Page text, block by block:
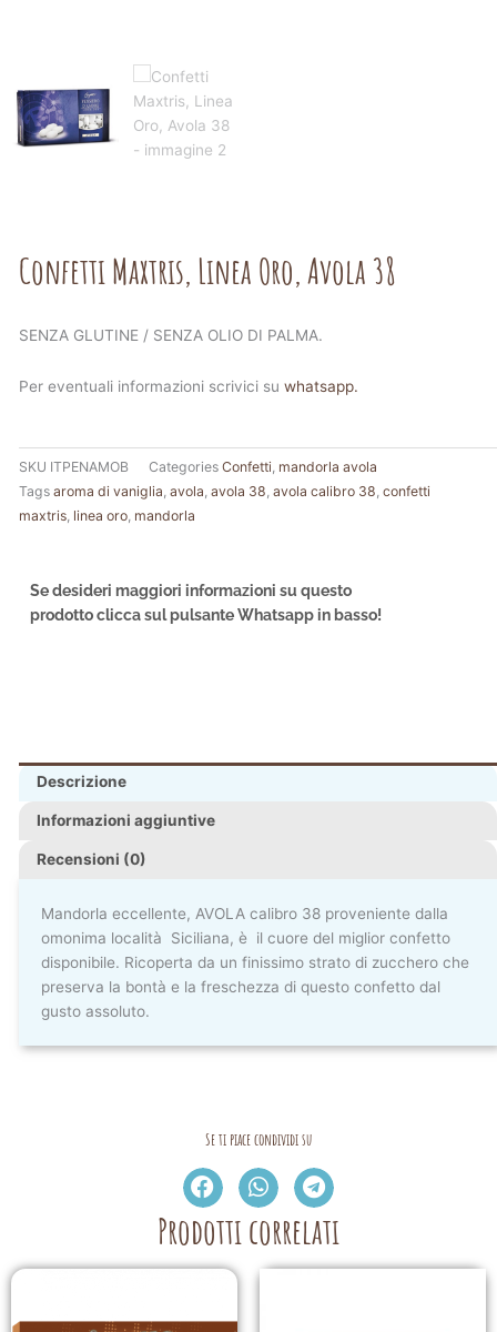
Confetti Maxtris, Linea Oro, Avola 38
SENZA GLUTINE / SENZA OLIO DI PALMA.
Per eventuali informazioni scrivici su whatsapp.
SKU ITPENAMOB Categories Confetti mandorla avola
Tags aroma di vaniglia avola avola 38 avola calibro 38 confetti
maxtris linea oro mandorla
Se desideri maggiori informazioni su questo
prodotto clicca sul pulsante Whatsapp in basso!
Descrizione
Informazioni aggiuntive
Recensioni (0)
Mandorla eccellente, AVOLA calibro 38 proveniente dalla
omonima località Siciliana, è il cuore del miglior confetto
disponibile. Ricoperta da un finissimo strato di zucchero che
preserva la bontà e la freschezza di questo confetto dal
gusto assoluto.
Se ti piace condividi su
Prodotti correlati